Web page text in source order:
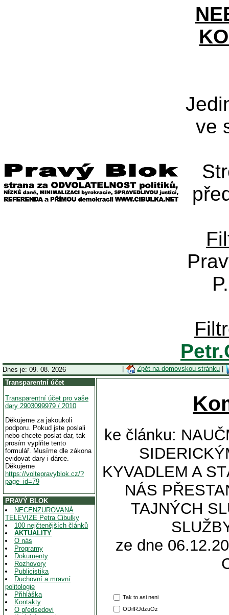
ve
Dnes je: 09. 08. 2026 Zpět na domovskou stránku
Transparentní účet
Transparentní účet pro vaše
dary 2903099979 / 2010
Děkujeme za jakoukoli
podporu. Pokud jste poslali
nebo chcete poslat dar, tak
prosím vyplňte tento
formulář. Musíme dle zákona
evidovat dary i dárce.
Děkujeme
https://voltepravyblok.cz/?
page_id=79
PRAVÝ BLOK
NECENZUROVANÁ
TELEVIZE Petra Cibulky
100 nejčtenějších článků
AKTUALITY
O nás
Programy
Dokumenty
Rozhovory
Publicistika
Duchovní a mravní
politologie
Přihláška
Kontakty
O předsedovi
ke článku:
KYVADLEM A
NÁS
TAJNÝCH
ze dne
Tak to asi neni
ODifRJdzuOz